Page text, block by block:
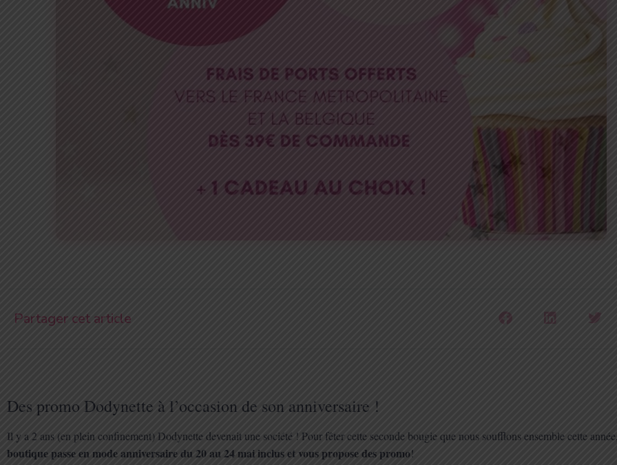
Partager cet article
Des promo Dodynette à l’occasion de son anniversaire !
Il y a 2 ans (en plein confinement) Dodynette devenait une société ! Pour fêter cette seconde bougie que nous soufflons ensemble cette
boutique passe en mode anniversaire du 20 au 24 mai inclus et vous propose des promo!